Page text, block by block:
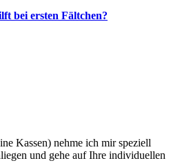
bei ersten Fältchen?
Kassen) nehme ich mir speziell
und gehe auf Ihre individuellen